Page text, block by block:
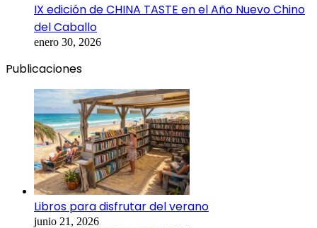
IX edición de CHINA TASTE en el Año Nuevo Chino
del Caballo
enero 30, 2026
Publicaciones
Libros para disfrutar del verano
junio 21, 2026